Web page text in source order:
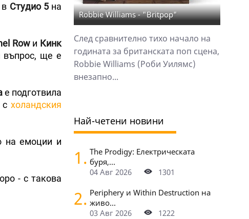
Студио 5на
Row и Кинк
въпрос, ще е
е подготвила
с холандския
на емоции и
- с такова
Robbie Williams - "Britpop"
След сравнително тихо начало на
годината за британската поп сцена,
Robbie Williams (Роби Уилямс)
внезапно...
Най-четени новини
1. The Prodigy: Електрическата
буря,...
04 Авг 2026
1301
2. Periphery и Within Destruction на
живо...
03 Авг 2026
1222